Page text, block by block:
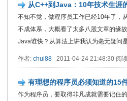
从C++到Java：10年技术生涯
不知不觉，做程序员工作已经10年了，
不成体系，大概看了太多八股文章的缘
Java谁快？从算法上讲我认为毫无疑问
作者: chui88 2011-04-24 21:48:30 阅
有理想的程序员必须知道的15
作为程序员，要取得非凡成就需要记住